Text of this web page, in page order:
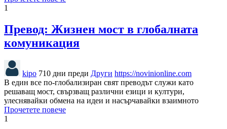
1
Превод: Жизнен мост в глобалната
комуникация
kipo 710 дни преди Други https://novinionline.com
В един все по-глобализиран свят преводът служи като
решаващ мост, свързващ различни езици и култури,
улеснявайки обмена на идеи и насърчавайки взаимното
Прочетете повече
1